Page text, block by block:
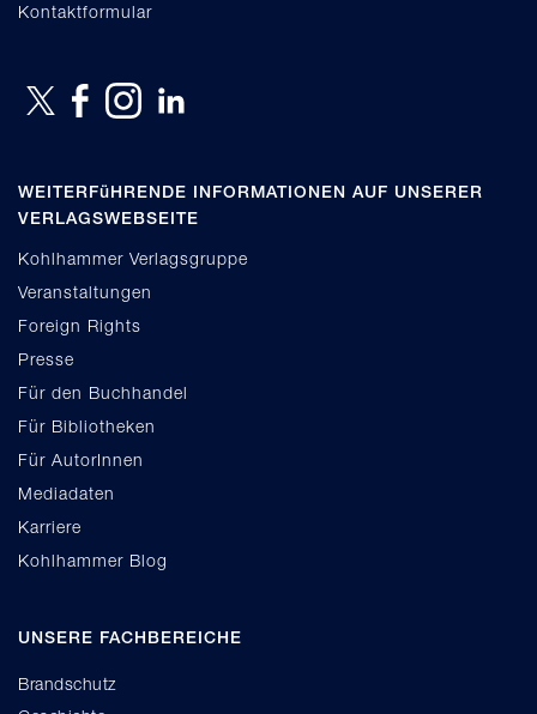
Kontaktformular
WEITERFüHRENDE INFORMATIONEN AUF UNSERER
VERLAGSWEBSEITE
Kohlhammer Verlagsgruppe
Veranstaltungen
Foreign Rights
Presse
Für den Buchhandel
Für Bibliotheken
Für AutorInnen
Mediadaten
Karriere
Kohlhammer Blog
UNSERE FACHBEREICHE
Brandschutz